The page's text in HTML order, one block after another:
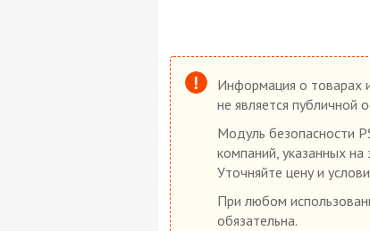
Информация о товарах
не является публичной
Модуль безопасности
компаний, указанных на
Уточняйте цену и
При любом
обязательна.